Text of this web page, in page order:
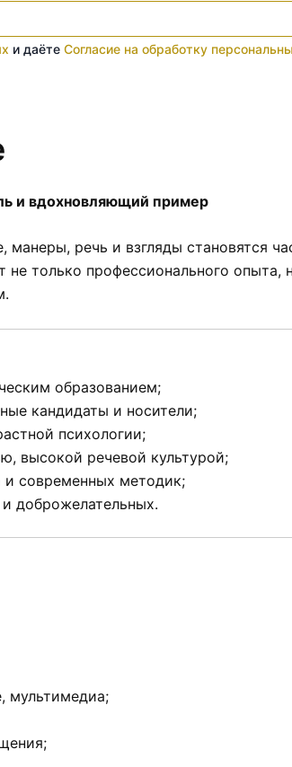
и даёте Согласие на обработку
и вдохновляющий пример
речь и взгляды становятся
только профессионального опыта,
образованием;
кандидаты и носители;
психологии;
высокой речевой культурой;
и современных методик;
доброжелательных.
мультимедиа;